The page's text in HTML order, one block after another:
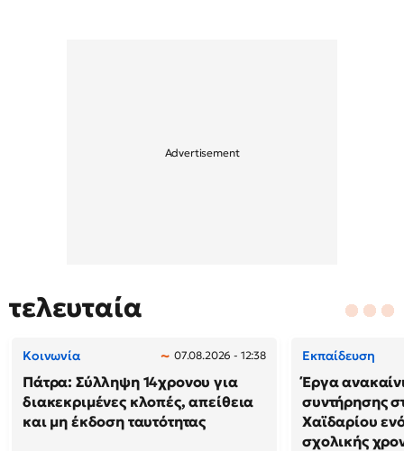
τελευταία
Κοινωνία 07.08.2026 - 12:38
Πάτρα: Σύλληψη 14χρονου για
διακεκριμένες κλοπές, απείθεια
και μη έκδοση ταυτότητας
Εκπαίδευση
Έργα
συντήρησης
Χαϊδαρίου
σχολικής